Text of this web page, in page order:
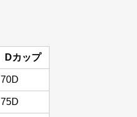
Dカップ
70D
75D